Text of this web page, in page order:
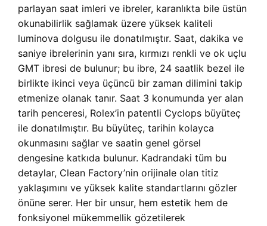
parlayan saat imleri ve ibreler, karanlıkta bile üstün
okunabilirlik sağlamak üzere yüksek kaliteli
luminova dolgusu ile donatılmıştır. Saat, dakika ve
saniye ibrelerinin yanı sıra, kırmızı renkli ve ok uçlu
GMT ibresi de bulunur; bu ibre, 24 saatlik bezel ile
birlikte ikinci veya üçüncü bir zaman dilimini takip
etmenize olanak tanır. Saat 3 konumunda yer alan
tarih penceresi, Rolex’in patentli Cyclops büyüteç
ile donatılmıştır. Bu büyüteç, tarihin kolayca
okunmasını sağlar ve saatin genel görsel
dengesine katkıda bulunur. Kadrandaki tüm bu
detaylar, Clean Factory’nin orijinale olan titiz
yaklaşımını ve yüksek kalite standartlarını gözler
önüne serer. Her bir unsur, hem estetik hem de
fonksiyonel mükemmellik gözetilerek